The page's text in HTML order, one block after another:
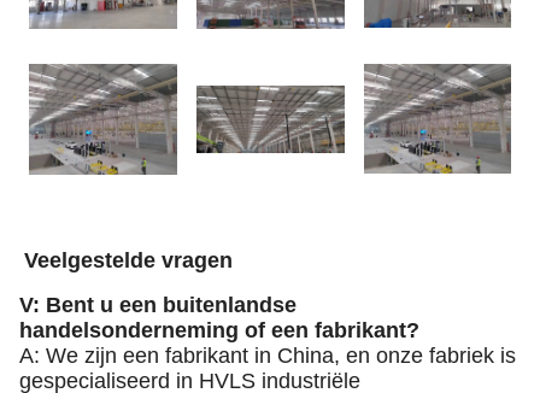
Veelgestelde vragen
V: Bent u een buitenlandse
handelsonderneming of een fabrikant?
A: We zijn een fabrikant in China, en onze fabriek is
gespecialiseerd in HVLS industriële